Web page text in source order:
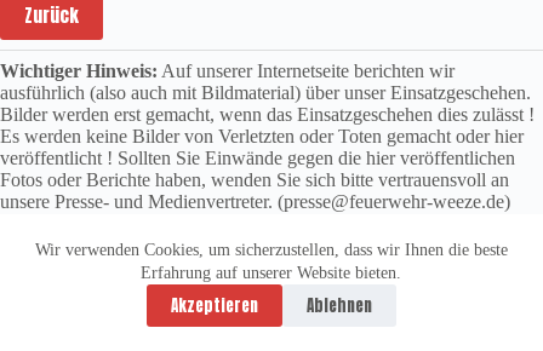
Wir verwenden Cookies, um sicherzustellen, dass wir Ihnen die beste
Erfahrung auf unserer Website bieten.
Akzeptieren Ablehnen
Zurück
Wichtiger Hinweis: Auf unserer Internetseite berichten wir
ausführlich (also auch mit Bildmaterial) über unser Einsatzgeschehen.
Bilder werden erst gemacht, wenn das Einsatzgeschehen dies zulässt !
Es werden keine Bilder von Verletzten oder Toten gemacht oder hier
veröffentlicht ! Sollten Sie Einwände gegen die hier veröffentlichen
Fotos oder Berichte haben, wenden Sie sich bitte vertrauensvoll an
unsere Presse- und Medienvertreter. (presse@feuerwehr-weeze.de)
Datenschutzerklärung
Impressum
Copyright © 2026 -
vitolution